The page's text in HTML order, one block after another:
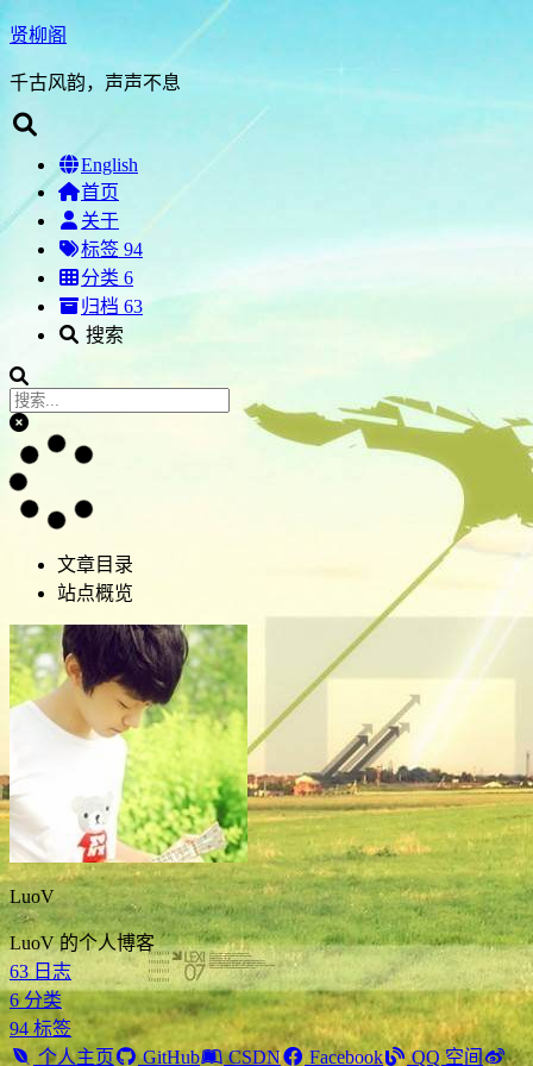
贤柳阁
千古风韵，声声不息
English
首页
关于
标签 94
分类 6
归档 63
搜索
文章目录
站点概览
LuoV
LuoV 的个人博客
63 日志
6 分类
94 标签
个人主页
GitHub CSDN Facebook QQ 空间